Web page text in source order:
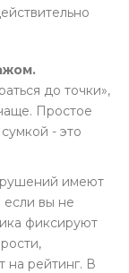
до точки»,
Простое
- это
имеют
вы не
фиксируют
на рейтинг. В